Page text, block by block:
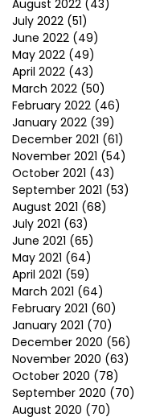
August 2022 (43)
July 2022 (51)
June 2022 (49)
May 2022 (49)
April 2022 (43)
March 2022 (50)
February 2022 (46)
January 2022 (39)
December 2021 (61)
November 2021 (54)
October 2021 (43)
September 2021 (53)
August 2021 (68)
July 2021 (63)
June 2021 (65)
May 2021 (64)
April 2021 (59)
March 2021 (64)
February 2021 (60)
January 2021 (70)
December 2020 (56)
November 2020 (63)
October 2020 (78)
September 2020 (70)
August 2020 (70)